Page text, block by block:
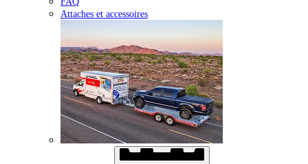
Attaches et accessoires